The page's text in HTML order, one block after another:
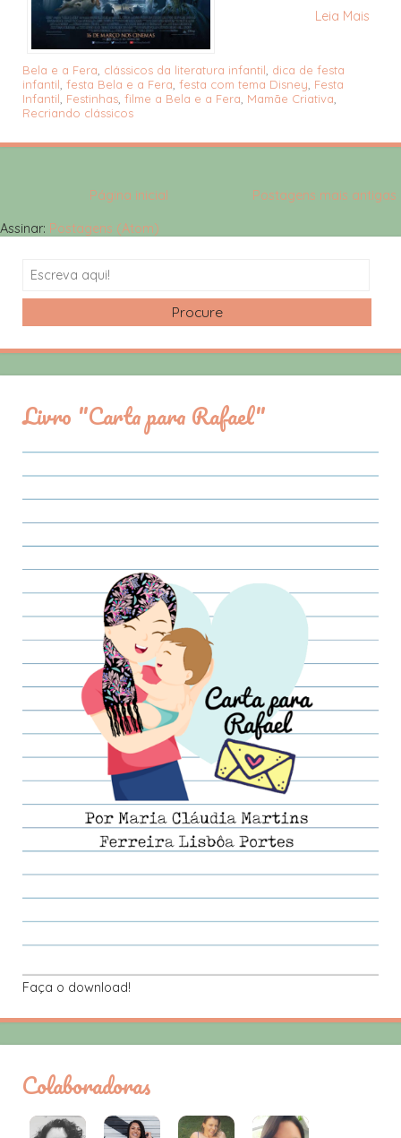
Leia Mais
Bela e a Fera, clássicos da literatura infantil, dica de festa
infantil, festa Bela e a Fera, festa com tema Disney, Festa
Infantil, Festinhas, filme a Bela e a Fera, Mamãe Criativa,
Recriando clássicos
Postagens mais antigas
Página inicial
Assinar: Postagens (Atom)
Search
Livro "Carta para Rafael"
Faça o download!
Colaboradoras